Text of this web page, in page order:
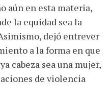
aún en esta materia,
la equidad sea la
dejó entrever
a la forma en que
cabeza sea una mujer,
de violencia